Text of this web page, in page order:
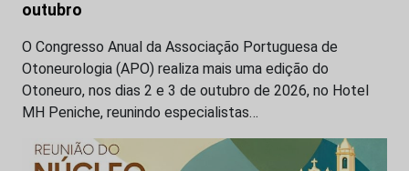
outubro
O Congresso Anual da Associação Portuguesa de
Otoneurologia (APO) realiza mais uma edição do
Otoneuro, nos dias 2 e 3 de outubro de 2026, no Hotel
MH Peniche, reunindo especialistas…